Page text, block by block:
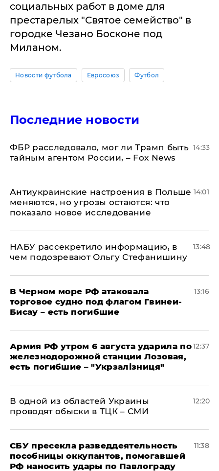
социальных работ в доме для
престарелых "Святое семейство" в
городке Чезано Босконе под
Миланом.
Новости футбола Евросоюз Футбол
Последние новости
ФБР расследовало, мог ли Трамп быть
тайным агентом России, – Fox News
14:33
Антиукраинские настроения в Польше
меняются, но угрозы остаются: что
показало новое исследование
14:01
НАБУ рассекретило информацию, в
чем подозревают Ольгу Стефанишину
13:48
В Черном море РФ атаковала
торговое судно под флагом Гвинеи-
Бисау – есть погибшие
13:16
Армия РФ утром 6 августа ударила по
железнодорожной станции Лозовая,
есть погибшие – "Укрзалізниця"
12:37
В одной из областей Украины
проводят обыски в ТЦК – СМИ
12:20
СБУ пресекла разведдеятельность
пособницы оккупантов, помогавшей
РФ наносить удары по Павлограду
11:38